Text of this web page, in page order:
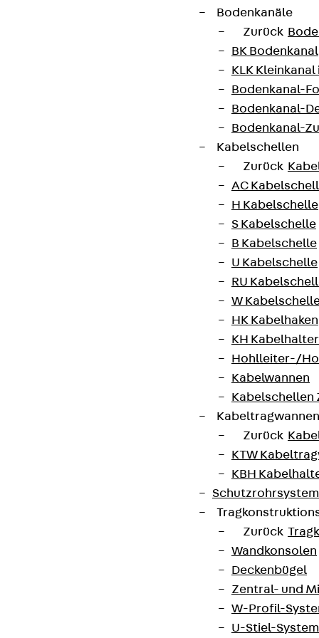
Bodenkanäle
Zurück
BK Bodenkanal
KLK
Bodenkanal-
Bodenkanal-
Bodenkanal-
Kabelschellen
Zurück
AC
H Kabelschelle
S Kabelschelle
B Kabelschelle
U Kabelschelle
RU
W
HK Kabelhaken
KH Kabelhalter
Hohlleiter-/
Kabelwannen
Kabelschellen
Zurück
KTW
KBH
Zurück
Wandkonsolen
Deckenbügel
Zentral- und
W-Profil-
U-Stiel-System
Partner von Anfang bis Zukunft.